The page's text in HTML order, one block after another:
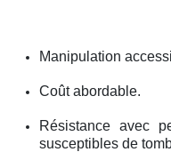
Manipulation
Coût abordable.
Résistance avec
susceptibles de